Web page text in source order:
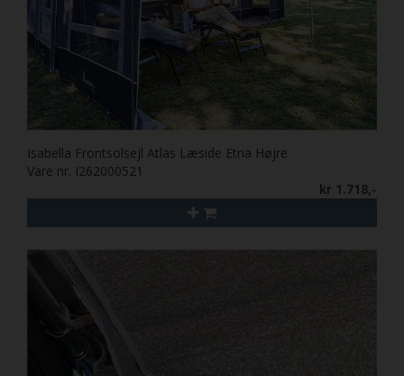
Isabella Frontsolsejl Atlas Læside Etna Højre
Vare nr. I262000521
kr 1.718,-